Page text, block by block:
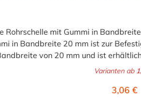
mit Gummi in
in Bandbreite 20 mm ist zur
von 20 mm und ist
der Rohrschelle mit Gummi in
Varianten ab
3,06 €